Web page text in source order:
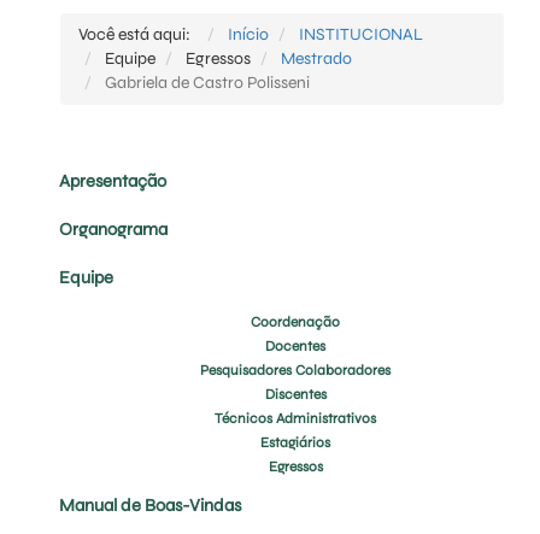
Você está aqui: Início
INSTITUCIONAL
Equipe
Egressos
Mestrado
Gabriela de Castro Polisseni
Apresentação
Organograma
Equipe
Coordenação
Docentes
Pesquisadores Colaboradores
Discentes
Técnicos Administrativos
Estagiários
Egressos
Manual de Boas-Vindas